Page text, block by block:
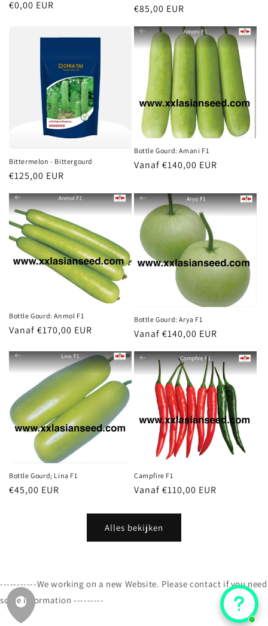
Normale
€0,00 EUR
Normale
€85,00 EUR
Bittermelon - Bittergourd
Normale
€125,00 EUR
Bottle Gourd: Amani F1
Normale
Vanaf €140,00 EUR
Bottle Gourd: Anmol F1
Normale
Vanaf €170,00 EUR
Bottle Gourd: Arya F1
Normale
Vanaf €140,00 EUR
Bottle Gourd; Lina F1
Normale
€45,00 EUR
Campfire F1
Normale
Vanaf €110,00 EUR
Alles bekijken
-----------We working on a new Website. Please contact if you need
some information ---------